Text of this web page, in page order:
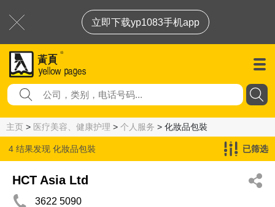
立即下载yp1083手机app
主页 > 医疗美容、健康护理 > 个人服务 > 化妝品包裝
4 结果发现 化妝品包裝 已筛选
HCT Asia Ltd
3622 5090